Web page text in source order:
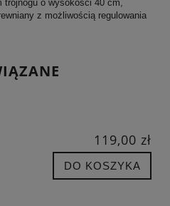
trójnogu o wysokości 40 cm,
z możliwością regulowania
119,00 zł
DO KOSZYKA